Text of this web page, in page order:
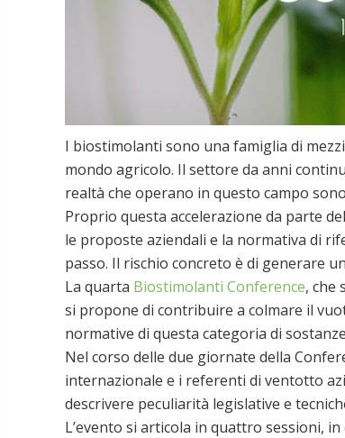
I biostimolanti sono una famiglia di
mondo agricolo. Il settore da anni
realtà che operano in questo campo
Proprio questa accelerazione da parte
le proposte aziendali e la normativa di
passo. Il rischio concreto è di generare
La quarta Biostimolanti Conference, che
si propone di contribuire a colmare il
normative di questa categoria di
Nel corso delle due giornate della
internazionale e i referenti di ventotto
descrivere peculiarità legislative e
L’evento si articola in quattro sessioni,